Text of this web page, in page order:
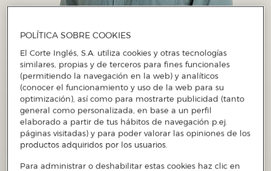
POLÍTICA SOBRE COOKIES
El Corte Inglés, S.A. utiliza cookies y otras tecnologías
similares, propias y de terceros para fines funcionales
(permitiendo la navegación en la web) y analíticos
(conocer el funcionamiento y uso de la web para su
optimización), así como para mostrarte publicidad (tanto
general como personalizada, en base a un perfil
elaborado a partir de tus hábitos de navegación p.ej.
páginas visitadas) y para poder valorar las opiniones de los
productos adquiridos por los usuarios.
Para administrar o deshabilitar estas cookies haz clic en